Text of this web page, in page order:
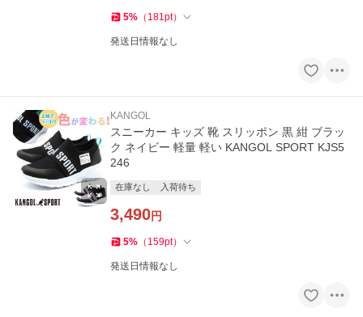
5% （ 181pt）
発送日情報なし
KANGOL
スニーカー キッズ 靴 スリッポン 黒 紺 ブラッ
ク ネイビー 軽量 軽い KANGOL SPORT KJS5
246
在庫なし 入荷待ち
3,490円
5% （ 159pt）
発送日情報なし